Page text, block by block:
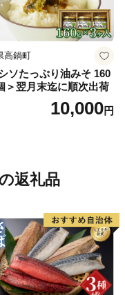
高鍋町
ソたっぷり油みそ 160
＞翌月末迄に順次出荷
10,000円
返礼品